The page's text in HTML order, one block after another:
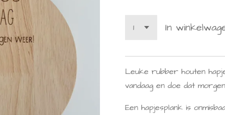
In
Leuke rubber houten
vandaag en doe dat
Een hapjesplank is